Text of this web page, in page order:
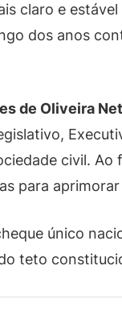
claro e
dos anos
de Oliveira
civil. Ao
para
único
teto